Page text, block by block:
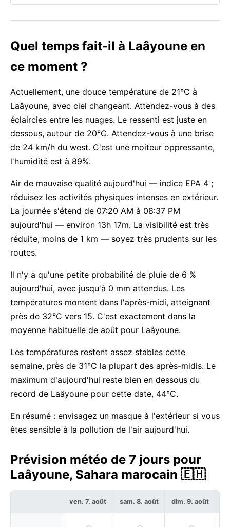
Quel temps fait-il à Laâyoune en
ce moment ?
Actuellement, une douce température de 21°C à
Laâyoune, avec ciel changeant. Attendez-vous à des
éclaircies entre les nuages. Le ressenti est juste en
dessous, autour de 20°C. Attendez-vous à une brise
de 24 km/h du west. C'est une moiteur oppressante,
l'humidité est à 89%.
Air de mauvaise qualité aujourd'hui — indice EPA 4 ;
réduisez les activités physiques intenses en extérieur.
La journée s'étend de 07:20 AM à 08:37 PM
aujourd'hui — environ 13h 17m. La visibilité est très
réduite, moins de 1 km — soyez très prudents sur les
routes.
Il n'y a qu'une petite probabilité de pluie de 6 %
aujourd'hui, avec jusqu'à 0 mm attendus. Les
températures montent dans l'après-midi, atteignant
près de 32°C vers 15. C'est exactement dans la
moyenne habituelle de août pour Laâyoune.
Les températures restent assez stables cette
semaine, près de 31°C la plupart des après-midis. Le
maximum d'aujourd'hui reste bien en dessous du
record de Laâyoune pour cette date, 44°C.
En résumé : envisagez un masque à l'extérieur si vous
êtes sensible à la pollution de l'air aujourd'hui.
Prévision météo de 7 jours pour
Laâyoune, Sahara marocain 🇪🇭
ven. 7. août sam. 8. août dim. 9. août